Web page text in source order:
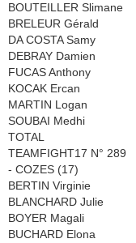
BOUTEILLER Slimane
BRELEUR Gérald
DA COSTA Samy
DEBRAY Damien
FUCAS Anthony
KOCAK Ercan
MARTIN Logan
SOUBAI Medhi
TOTAL
TEAMFIGHT17 N° 289
- COZES (17)
BERTIN Virginie
BLANCHARD Julie
BOYER Magali
BUCHARD Elona